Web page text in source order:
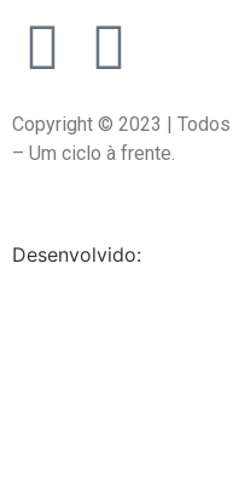
Copyright © 2023 |
– Um ciclo à frente.
Desenvolvido: